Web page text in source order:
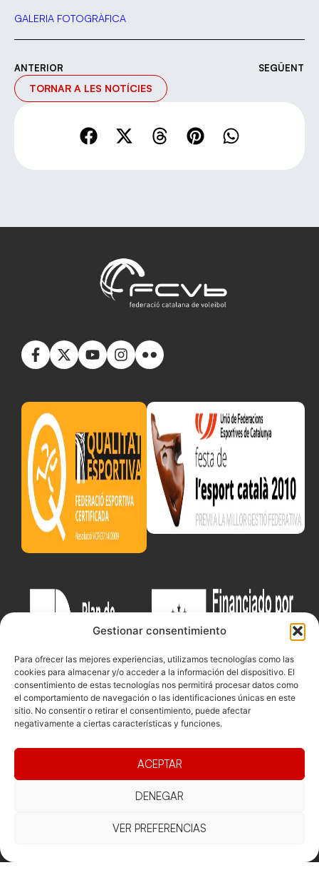
Gestionar consentimiento
Para ofrecer las mejores experiencias, utilizamos tecnologías como las
cookies para almacenar y/o acceder a la información del dispositivo. El
consentimiento de estas tecnologías nos permitirá procesar datos como
el comportamiento de navegación o las identificaciones únicas en este
sitio. No consentir o retirar el consentimiento, puede afectar
negativamente a ciertas características y funciones.
ACEPTAR
DENEGAR
VER PREFERENCIAS
GALERIA FOTOGRÀFICA
ANTERIOR SEGÜENT
TORNAR A LES NOTÍCIES
Competicions
Competiciones
Playa
Documentacio
Funcionament
Transparència
Contacte